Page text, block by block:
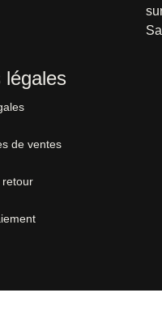
légales
de ventes
retour